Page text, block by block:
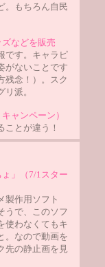
。もちろん自民
などを販売
です。キャラピ
がないことです
残念！）。スク
派。
ャンペーン）
とが違う！
」（7/1スター
製作用ソフト
うで、このソフ
使わなくてもキ
。なので動画を
先の静止画を見